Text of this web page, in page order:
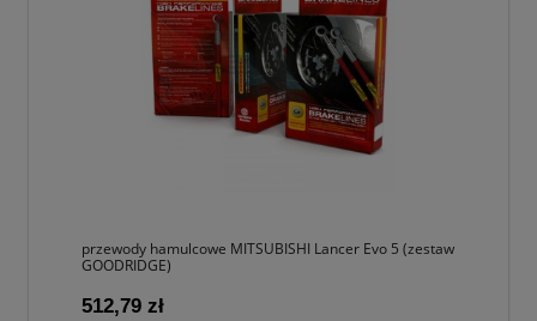
przewody hamulcowe MITSUBISHI Lancer Evo 5 (zestaw
GOODRIDGE)
512,79 zł